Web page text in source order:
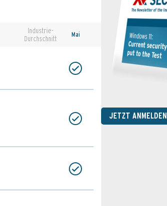
Industrie-
Durchschnitt
Mai
JETZT ANMELDEN